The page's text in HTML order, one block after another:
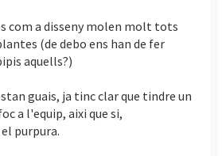
com a disseny molen molt tots
(de debo ens han de fer
aquells?)
guais, ja tinc clar que tindre un
a l'equip, aixi que si,
purpura.